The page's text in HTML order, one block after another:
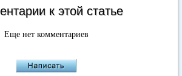
к этой статье
Еще нет комментариев